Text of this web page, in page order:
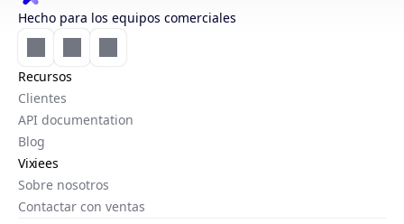
Hecho para los equipos comerciales
Recursos
Clientes
API documentation
Blog
Vixiees
Sobre nosotros
Contactar con ventas